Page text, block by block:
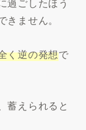
ません。
く逆の発想で
蓄えられると